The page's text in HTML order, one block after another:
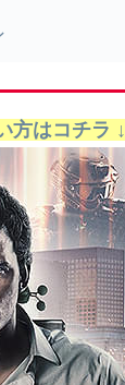
方はコチラ ↓